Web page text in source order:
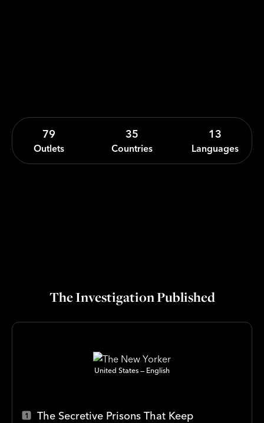
79
Outlets
35
Countries
13
Languages
The Investigation Published
United States English
The Secretive Prisons That Keep